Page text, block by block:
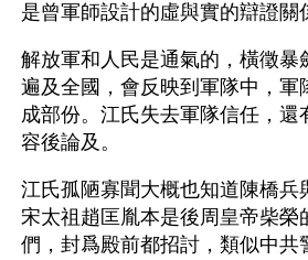
是曾軍師設計的虛與實的辯證關
解放軍和人民是通氣的，橫徵暴
遍及全國，會反映到軍隊中，軍
成部份。江氏失去軍隊信任，還
容後論及。
江氏孤陋寡聞大概也知道陳橋兵
宋太祖趙匡胤本是後周皇帝柴榮
們，封爲殿前都招討，類似中共